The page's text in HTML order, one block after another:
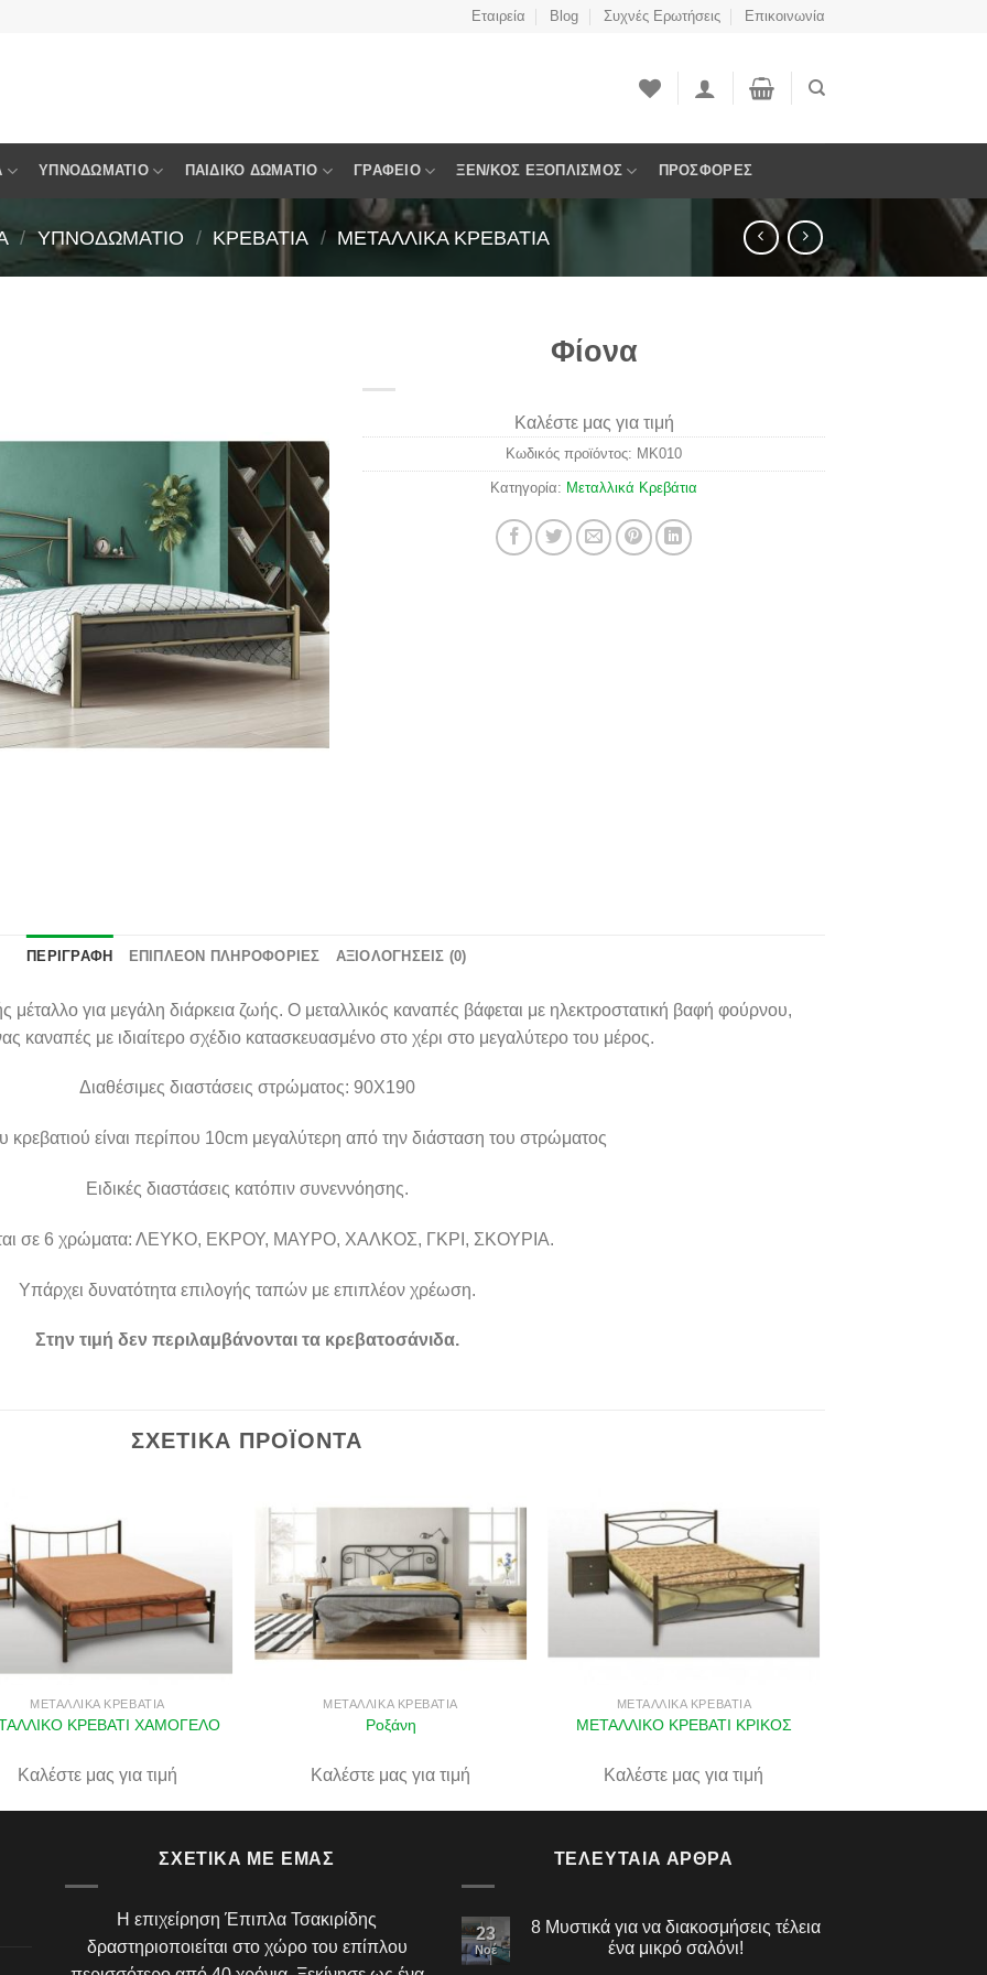
Εταιρεία Blog Συχνές Ερωτήσεις Επικοινωνία
ΥΠΝΟΔΩΜΆΤΙΟ ΠΑΙΔΙΚΌ ΔΩΜΆΤΙΟ ΓΡΑΦΕΊΟ ΞΕΝ/ΚΟΣ ΕΞΟΠΛΙΣΜΌΣ ΠΡΟΣΦΟΡΈΣ
/ ΥΠΝΟΔΩΜΆΤΙΟ / ΚΡΕΒΆΤΙΑ / ΜΕΤΑΛΛΙΚΆ ΚΡΕΒΆΤΙΑ
στην
λίστα
επιθυμιών
Φίονα
Καλέστε μας για τιμή
Κωδικός προϊόντος: MK010
Κατηγορία: Μεταλλικά Κρεβάτια
ΠΕΡΙΓΡΑΦΉ ΕΠΙΠΛΈΟΝ ΠΛΗΡΟΦΟΡΊΕΣ ΑΞΙΟΛΟΓΉΣΕΙΣ (0)
για μεγάλη διάρκεια ζωής. Ο μεταλλικός καναπές βάφεται με ηλεκτροστατική βαφή φούρνου,
καναπές με ιδιαίτερο σχέδιο κατασκευασμένο στο χέρι στο μεγαλύτερο του μέρος.
Διαθέσιμες διαστάσεις στρώματος: 90Χ190
κρεβατιού είναι περίπου 10cm μεγαλύτερη από την διάσταση του στρώματος
Ειδικές διαστάσεις κατόπιν συνεννόησης.
σε 6 χρώματα: ΛΕΥΚΟ, ΕΚΡΟΥ, ΜΑΥΡΟ, ΧΑΛΚΟΣ, ΓΚΡΙ, ΣΚΟΥΡΙΑ.
Υπάρχει δυνατότητα επιλογής ταπών με επιπλέον χρέωση.
Στην τιμή δεν περιλαμβάνονται τα κρεβατοσάνιδα.
ΣΧΕΤΙΚΆ ΠΡΟΪΌΝΤΑ
Πρόσθήκη
στην λίστα
επιθυμιών
ΜΕΤΑΛΛΙΚΆ ΚΡΕΒΆΤΙΑ
ΚΡΕΒΑΤΙ ΧΑΜΟΓΕΛΟ
Καλέστε μας για τιμή
Πρόσθήκη
στην λίστα
επιθυμιών
ΜΕΤΑΛΛΙΚΆ ΚΡΕΒΆΤΙΑ
Ροξάνη
Καλέστε μας για τιμή
Πρόσθήκη
στην λίστα
επιθυμιών
ΜΕΤΑΛΛΙΚΆ ΚΡΕΒΆΤΙΑ
ΜΕΤΑΛΛΙΚΟ ΚΡΕΒΑΤΙ ΚΡΙΚΟΣ
Καλέστε μας για τιμή
ΣΧΕΤΙΚΆ ΜΕ ΕΜΆΣ
Η επιχείρηση Έπιπλα Τσακιρίδης
δραστηριοποιείται στο χώρο του επίπλου
ΤΕΛΕΥΤΑΊΑ ΆΡΘΡΑ
23
Νοέ
8 Μυστικά για να διακοσμήσεις τέλεια
ένα μικρό σαλόνι!